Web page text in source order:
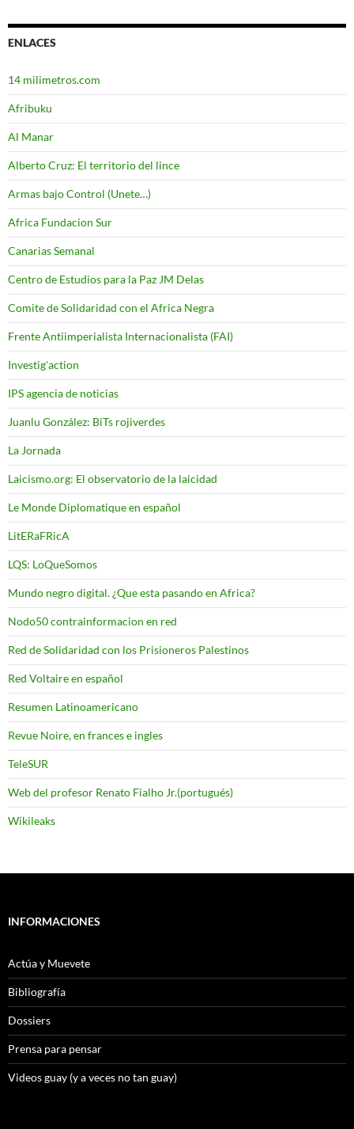
ENLACES
14 milimetros.com
Afribuku
Al Manar
Alberto Cruz: El territorio del lince
Armas bajo Control (Unete…)
Africa Fundacion Sur
Canarias Semanal
Centro de Estudios para la Paz JM Delas
Comite de Solidaridad con el Africa Negra
Frente Antiimperialista Internacionalista (FAI)
Investig'action
IPS agencia de noticias
Juanlu González: BiTs rojiverdes
La Jornada
Laicismo.org: El observatorio de la laicidad
Le Monde Diplomatique en español
LitERaFRicA
LQS: LoQueSomos
Mundo negro digital. ¿Que esta pasando en Africa?
Nodo50 contrainformacion en red
Red de Solidaridad con los Prisioneros Palestinos
Red Voltaire en español
Resumen Latinoamericano
Revue Noire, en frances e ingles
TeleSUR
Web del profesor Renato Fialho Jr.(portugués)
Wikileaks
INFORMACIONES
Actúa y Muevete
Bibliografía
Dossiers
Prensa para pensar
Videos guay (y a veces no tan guay)